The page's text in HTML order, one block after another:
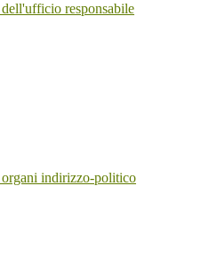
responsabile
indirizzo-politico